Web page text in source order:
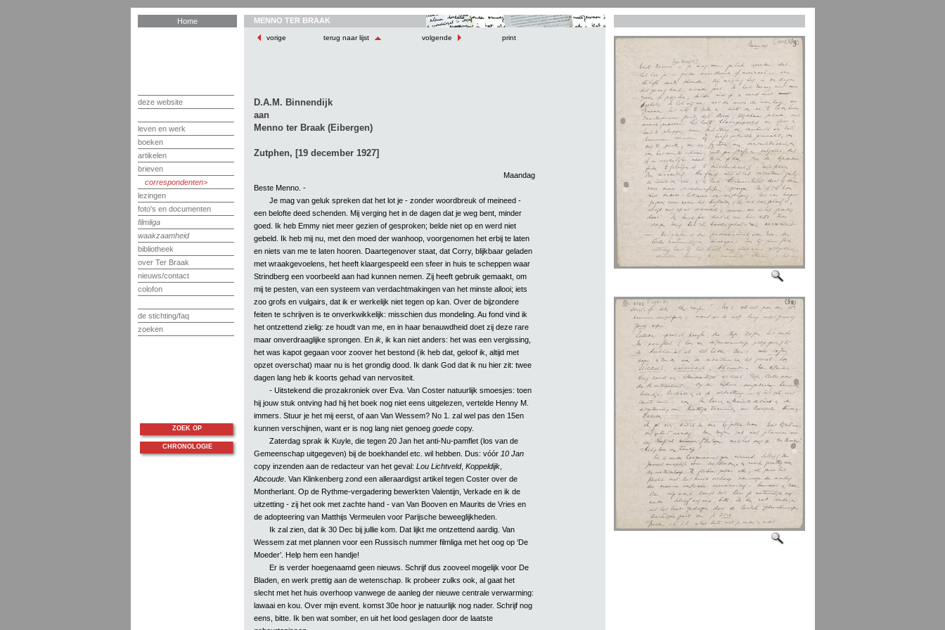
Home
deze website
leven en werk
boeken
artikelen
brieven
correspondenten
lezingen
foto's en documenten
filmliga
waakzaamheid
bibliotheek
over Ter Braak
nieuws/contact
colofon
de stichting/faq
zoeken
MENNO TER BRAAK
vorige terug naar lijst volgende print
D.A.M. Binnendijk
aan
Menno ter Braak (Eibergen)
Zutphen, [19 december 1927]
Maandag
Beste Menno. -
Je mag van geluk spreken dat het lot je - zonder woordbreuk of meineed -
een belofte deed schenden. Mij verging het in de dagen dat je weg bent, minder
goed. Ik heb Emmy niet meer gezien of gesproken; belde niet op en werd niet
gebeld. Ik heb mij nu, met den moed der wanhoop, voorgenomen het erbij te laten
en niets van me te laten hooren. Daartegenover staat, dat Corry, blijkbaar geladen
met wraakgevoelens, het heeft klaargespeeld een sfeer in huis te scheppen waar
Strindberg een voorbeeld aan had kunnen nemen. Zij heeft gebruik gemaakt, om
mij te pesten, van een systeem van verdachtmakingen van het minste allooi; iets
zoo grofs en vulgairs, dat ik er werkelijk niet tegen op kan. Over de bijzondere
feiten te schrijven is te onverkwikkelijk: misschien dus mondeling. Au fond vind ik
het ontzettend zielig: ze houdt van me, en in haar benauwdheid doet zij deze rare
maar onverdraaglijke sprongen. En ik, ik kan niet anders: het was een vergissing,
het was kapot gegaan voor zoover het bestond (ik heb dat, geloof ik, altijd met
opzet overschat) maar nu is het grondig dood. Ik dank God dat ik nu hier zit: twee
dagen lang heb ik koorts gehad van nervositeit.
- Uitstekend die prozakroniek over Eva. Van Coster natuurlijk smoesjes: toen
hij jouw stuk ontving had hij het boek nog niet eens uitgelezen, vertelde Henny M.
immers. Stuur je het mij eerst, of aan Van Wessem? No 1. zal wel pas den 15en
kunnen verschijnen, want er is nog lang niet genoeg goedecopy.
Zaterdag sprak ik Kuyle, die tegen 20 Jan het anti-Nu-pamflet (los van de
Gemeenschap uitgegeven) bij de boekhandel etc. wil hebben. Dus: vóór 10 Jan
copy inzenden aan de redacteur van het geval: Lou Lichtveld, Koppeldijk,
Abcoude. Van Klinkenberg zond een alleraardigst artikel tegen Coster over de
Montherlant. Op de Rythme-vergadering bewerkten Valentijn, Verkade en ik de
uitzetting - zij het ook met zachte hand - van Van Booven en Maurits de Vries en
de adopteering van Matthijs Vermeulen voor Parijsche beweeglijkheden.
Ik zal zien, dat ik 30 Dec bij jullie kom. Dat lijkt me ontzettend aardig. Van
Wessem zat met plannen voor een Russisch nummer filmliga met het oog op ‘De
Moeder’. Help hem een handje!
Er is verder hoegenaamd geen nieuws. Schrijf dus zooveel mogelijk voor De
Bladen, en werk prettig aan de wetenschap. Ik probeer zulks ook, al gaat het
slecht met het huis overhoop vanwege de aanleg der nieuwe centrale verwarming:
lawaai en kou. Over mijn event. komst 30e hoor je natuurlijk nog nader. Schrijf nog
eens, bitte. Ik ben wat somber, en uit het lood geslagen door de laatste
ZOEK OP
CHRONOLOGIE